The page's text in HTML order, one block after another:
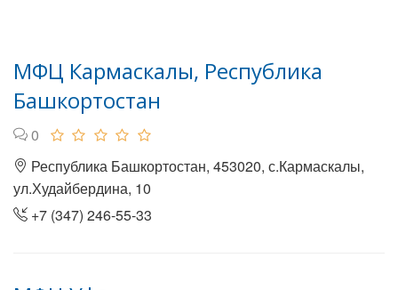
МФЦ Кармаскалы, Республика
Башкортостан
0
Республика Башкортостан, 453020, с.Кармаскалы,
ул.Худайбердина, 10
+7 (347) 246-55-33